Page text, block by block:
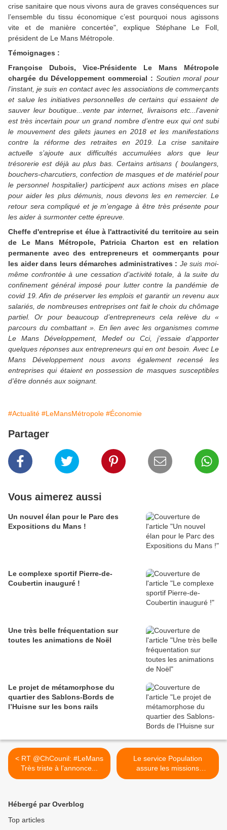
crise sanitaire que nous vivons aura de graves conséquences sur
l’ensemble du tissu économique c’est pourquoi nous agissons
vite et de manière concertée", explique Stéphane Le Foll,
président de Le Mans Métropole.
Témoignages :
Françoise Dubois, Vice-Présidente Le Mans Métropole
chargée du Développement commercial : Soutien moral pour
l’instant, je suis en contact avec les associations de commerçants
et salue les initiatives personnelles de certains qui essaient de
sauver leur boutique...vente par internet, livraisons etc...l’avenir
est très incertain pour un grand nombre d’entre eux qui ont subi
le mouvement des gilets jaunes en 2018 et les manifestations
contre la réforme des retraites en 2019. La crise sanitaire
actuelle s’ajoute aux difficultés accumulées alors que leur
trésorerie est déjà au plus bas. Certains artisans ( boulangers,
bouchers-charcutiers, confection de masques et de matériel pour
le personnel hospitalier) participent aux actions mises en place
pour aider les plus démunis, nous devons les en remercier. Le
retour sera compliqué et je m’engage à être très présente pour
les aider à surmonter cette épreuve.
Cheffe d'entreprise et élue à l'attractivité du territoire au sein
de Le Mans Métropole, Patricia Charton est en relation
permanente avec des entrepreneurs et commerçants pour
les aider dans leurs démarches administratives : Je suis moi-
même confrontée à une cessation d’activitétotale, à la suite du
confinement général imposé pour lutter contre la pandémie de
covid 19. Afin de préserver les emplois et garantir un revenu aux
salariés, de nombreuses entreprises ont fait le choix du chômage
partiel. Or pour beaucoup d’entrepreneurs cela relève du «
parcours du combattant ». En lien avec les organismes comme
Le Mans Développement, Medef ou Cci, j’essaie d’apporter
quelques réponses aux entrepreneurs qui en ont besoin. Avec Le
Mans Développement nous avons également recensé les
entreprises qui étaient en possession de masques susceptibles
d’être donnés aux soignant.
#Actualité #LeMansMétropole #Économie
Partager
Vous aimerez aussi
Un nouvel élan pour le Parc des
Expositions du Mans !
Le complexe sportif Pierre-de-
Coubertin inauguré !
Une très belle fréquentation sur
toutes les animations de Noël
Le projet de métamorphose du
quartier des Sablons-Bords de
l’Huisne sur les bons rails
< RT @ChCounil: #LeMans
Très triste à l’annonce...
Le service Population
assure les missions
indispensables durant cette
Hébergé par Overblog
Top articles